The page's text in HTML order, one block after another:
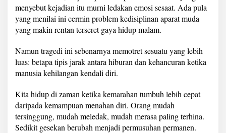
menyebut kejadian itu murni ledakan emosi sesaat. Ada pula
yang menilai ini cermin problem kedisiplinan aparat muda
yang makin rentan terseret gaya hidup malam.
Namun tragedi ini sebenarnya memotret sesuatu yang lebih
luas: betapa tipis jarak antara hiburan dan kehancuran ketika
manusia kehilangan kendali diri.
Kita hidup di zaman ketika kemarahan tumbuh lebih cepat
daripada kemampuan menahan diri. Orang mudah
tersinggung, mudah meledak, mudah merasa paling terhina.
Sedikit gesekan berubah menjadi permusuhan permanen.